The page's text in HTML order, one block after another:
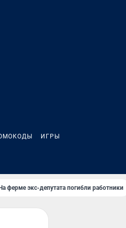
ИГРЫ
ферме экс-депутата погибли работники